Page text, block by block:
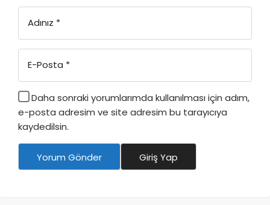
Adınız *
E-Posta *
Daha sonraki yorumlarımda kullanılması için adım,
e-posta adresim ve site adresim bu tarayıcıya
kaydedilsin.
Yorum Gönder Giriş Yap